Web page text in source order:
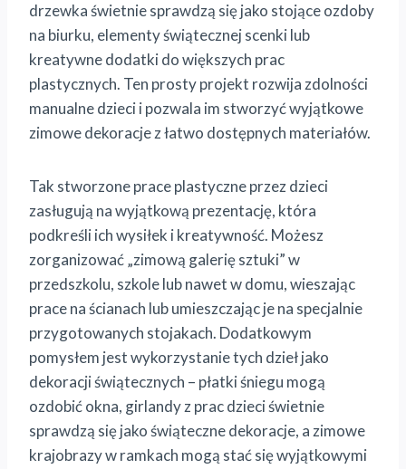
drzewka świetnie sprawdzą się jako stojące ozdoby
na biurku, elementy świątecznej scenki lub
kreatywne dodatki do większych prac
plastycznych. Ten prosty projekt rozwija zdolności
manualne dzieci i pozwala im stworzyć wyjątkowe
zimowe dekoracje z łatwo dostępnych materiałów.
Tak stworzone prace plastyczne przez dzieci
zasługują na wyjątkową prezentację, która
podkreśli ich wysiłek i kreatywność. Możesz
zorganizować „zimową galerię sztuki” w
przedszkolu, szkole lub nawet w domu, wieszając
prace na ścianach lub umieszczając je na specjalnie
przygotowanych stojakach. Dodatkowym
pomysłem jest wykorzystanie tych dzieł jako
dekoracji świątecznych – płatki śniegu mogą
ozdobić okna, girlandy z prac dzieci świetnie
sprawdzą się jako świąteczne dekoracje, a zimowe
krajobrazy w ramkach mogą stać się wyjątkowymi